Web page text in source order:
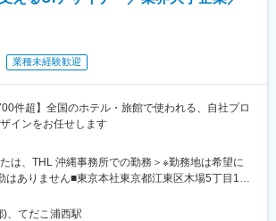
開発
AI関連以外の業務に携わっていただく場合もござい
の特色：
転支援システム(AD/ADAS)、医療機器、FA、通
流、小売り、デジタルカメラなど、組込み機器や
テムなど様々なソフトウェア開発を受託しており、
務知識の幅を広げることが可能です。また、一次請
、Ｓｋｙ株式会社のチームの一員として参画いた
未経験の領域も上司や仲間がサポートします。
ル／身につくスキル
業種未経験歓迎
件超】全国のホテル・旅館で使われる、自社プロ
インをお任せします
は、THL 沖縄事務所での勤務＞※勤務地は希望に
はありません■東京本社東京都江東区木場5丁目10
ル6階（受付）・5階└地下鉄東西線「木場駅」徒歩
務所沖縄県うるま市州崎14-27 タップホスピタリ
、てだこ浦西駅